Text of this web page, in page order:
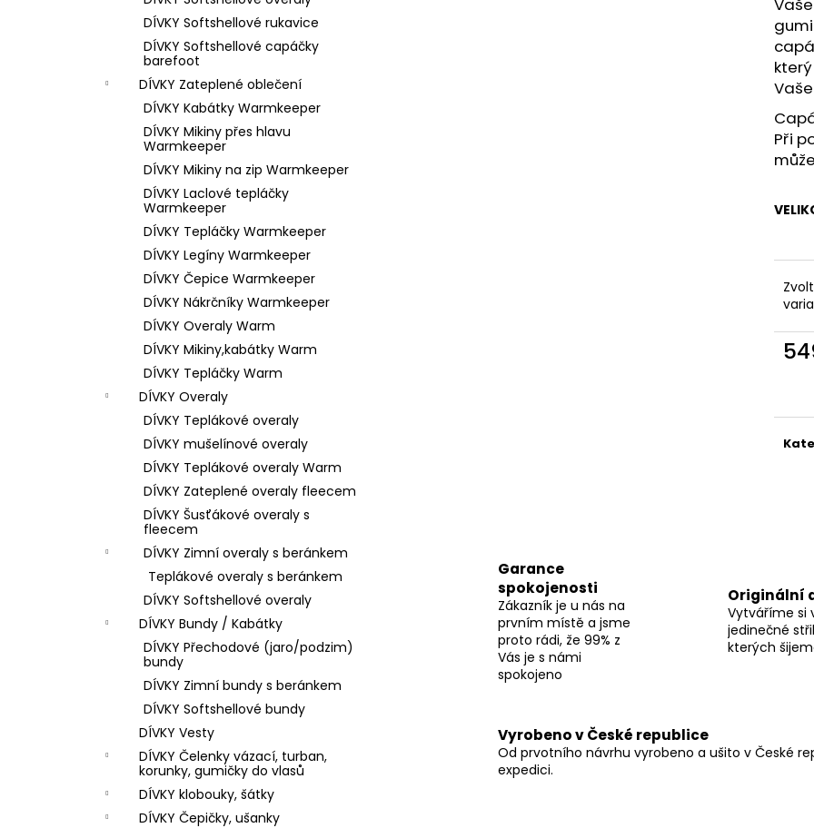
DÍVKY Softshellové rukavice
DÍVKY Softshellové capáčky
barefoot
DÍVKY Zateplené oblečení
DÍVKY Kabátky Warmkeeper
DÍVKY Mikiny přes hlavu
Warmkeeper
DÍVKY Mikiny na zip Warmkeeper
DÍVKY Laclové tepláčky
Warmkeeper
DÍVKY Tepláčky Warmkeeper
DÍVKY Legíny Warmkeeper
DÍVKY Čepice Warmkeeper
DÍVKY Nákrčníky Warmkeeper
DÍVKY Overaly Warm
DÍVKY Mikiny,kabátky Warm
DÍVKY Tepláčky Warm
DÍVKY Overaly
DÍVKY Teplákové overaly
DÍVKY mušelínové overaly
DÍVKY Teplákové overaly Warm
DÍVKY Zateplené overaly fleecem
DÍVKY Šusťákové overaly s
fleecem
DÍVKY Zimní overaly s beránkem
Teplákové overaly s beránkem
DÍVKY Softshellové overaly
DÍVKY Bundy / Kabátky
DÍVKY Přechodové (jaro/podzim)
bundy
DÍVKY Zimní bundy s beránkem
DÍVKY Softshellové bundy
DÍVKY Vesty
DÍVKY Čelenky vázací, turban,
korunky, gumičky do vlasů
DÍVKY klobouky, šátky
DÍVKY Čepičky, ušanky
Při
Garance
spokojenosti
Zákazník je u nás na
prvním místě a jsme
proto rádi, že 99% z
Vás je s námi
spokojeno
Originální
Vytváříme si
jedinečné
kterých
Vyrobeno v České republice
Od prvotního návrhu vyrobeno a ušito v České
expedici.
1 199 Kč